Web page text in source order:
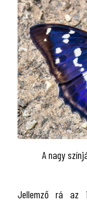
A nagy
Jellemző rá az